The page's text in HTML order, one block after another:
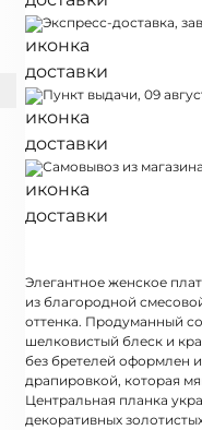
Экспресс-доставка,
Пункт выдачи, 09
Самовывоз из
Элегантное женское
из благородной
оттенка. Продуманный
шелковистый блеск и
без бретелей оформлен
драпировкой, которая
Центральная планка
декоративных